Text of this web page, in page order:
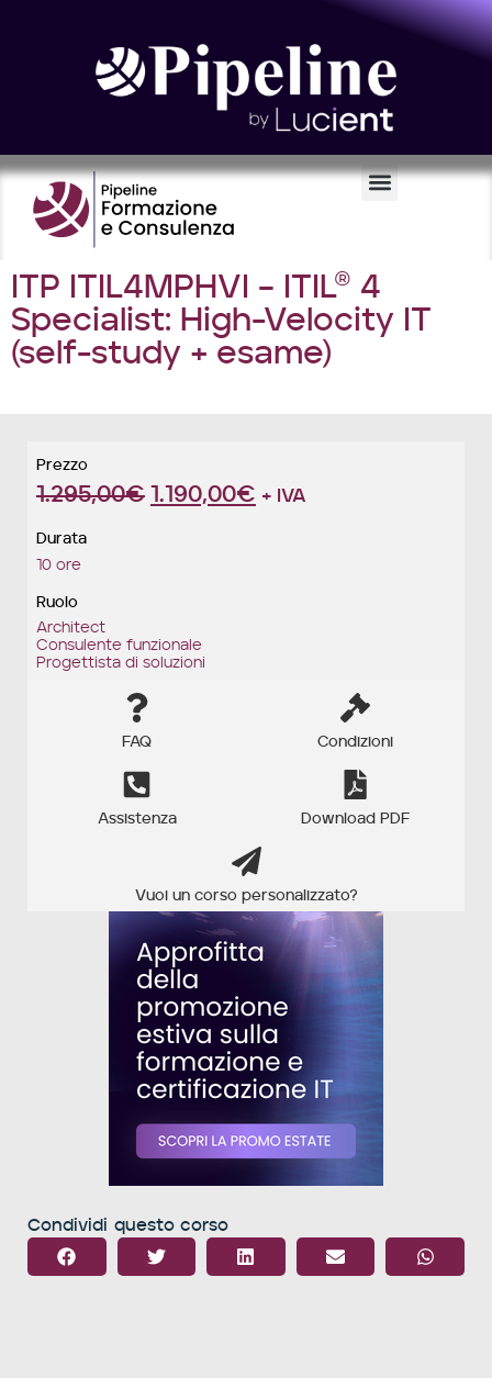
ITP ITIL4MPHVI – ITIL® 4
Specialist: High-Velocity IT
(self-study + esame)
Prezzo
1.295,00€ 1.190,00€ + IVA
Durata
10 ore
Ruolo
Architect
Consulente funzionale
Progettista di soluzioni
FAQ Condizioni
Assistenza Download PDF
Vuoi un corso personalizzato?
Condividi questo corso